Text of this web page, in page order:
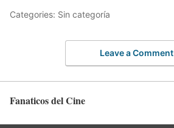
Categories: Sin categoría
Leave a Comment
Fanaticos del Cine